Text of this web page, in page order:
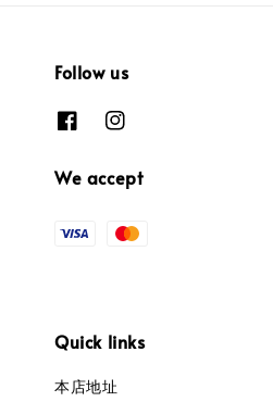
Follow us
We accept
Quick links
本店地址